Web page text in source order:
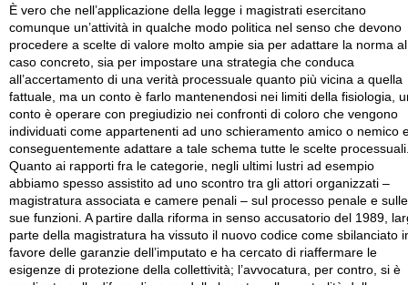
È vero che nell’applicazione della legge i magistrati esercitano
comunque un’attività in qualche modo politica nel senso che devono
procedere a scelte di valore molto ampie sia per adattare la norma al
caso concreto, sia per impostare una strategia che conduca
all’accertamento di una verità processuale quanto più vicina a quella
fattuale, ma un conto è farlo mantenendosi nei limiti della fisiologia,
conto è operare con pregiudizio nei confronti di coloro che vengono
individuati come appartenenti ad uno schieramento amico o nemico
conseguentemente adattare a tale schema tutte le scelte
Quanto ai rapporti fra le categorie, negli ultimi lustri ad esempio
abbiamo spesso assistito ad uno scontro tra gli attori organizzati –
magistratura associata e camere penali – sul processo penale e sulle
sue funzioni. A partire dalla riforma in senso accusatorio del 1989,
parte della magistratura ha vissuto il nuovo codice come sbilanciato
favore delle garanzie dell’imputato e ha cercato di riaffermare le
esigenze di protezione della collettività; l’avvocatura, per contro, si è